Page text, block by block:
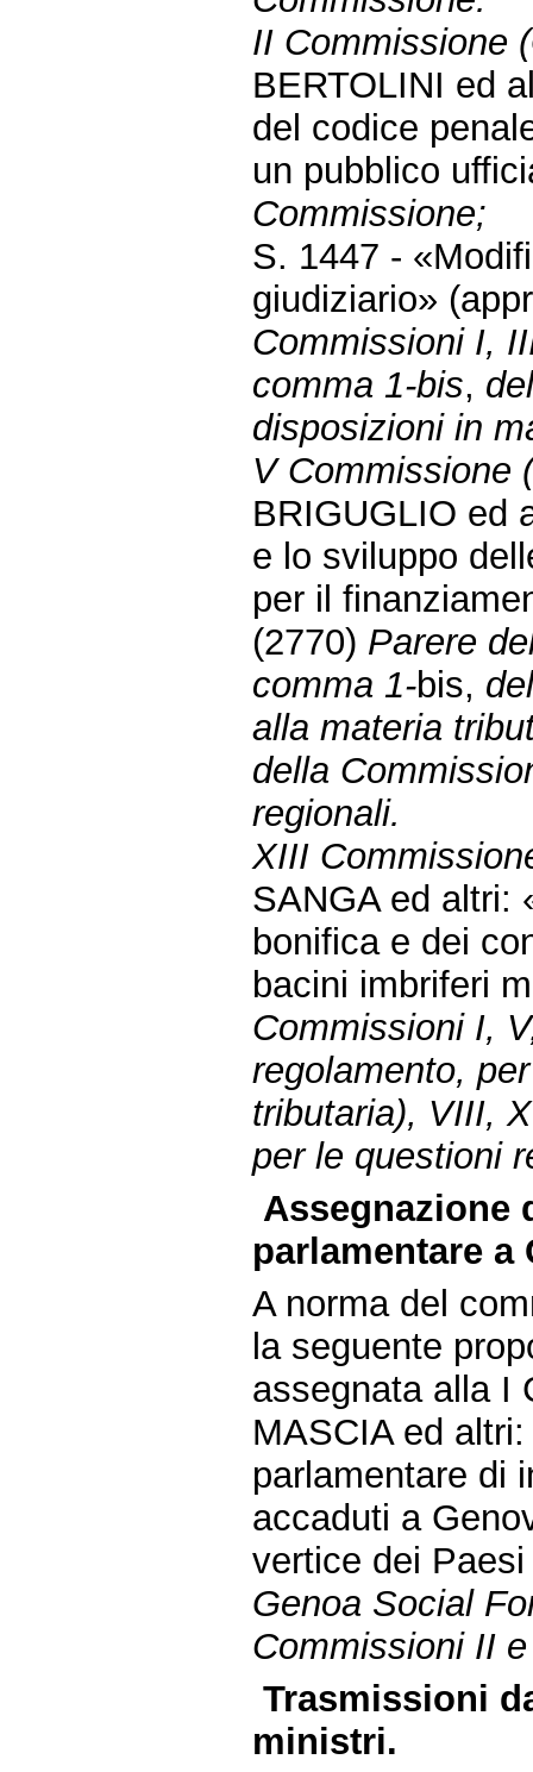
II Commissione
BERTOLINI ed
del codice
un pubblico
Commissione;
S. 1447 -
giudiziario»
Commissioni I,
comma 1-bis,
disposizioni in
V Commissione
BRIGUGLIO ed
e lo sviluppo
per il
(2770) Parere
comma 1-bis,
alla materia
della
regionali.
XIII
SANGA ed altri:
bonifica e dei
bacini imbriferi
Commissioni I,
regolamento,
tributaria), VIII,
per le questioni
Assegnazione
parlamentare a
A norma del
la seguente
assegnata alla I
MASCIA ed
parlamentare di
accaduti a
vertice dei
Genoa Social
Commissioni II
Trasmissioni
ministri.